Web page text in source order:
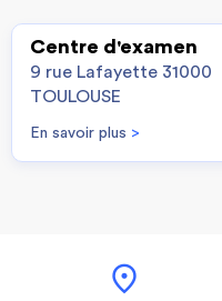
Centre d'examen
9 rue Lafayette 31000
TOULOUSE
En savoir plus >
location_on